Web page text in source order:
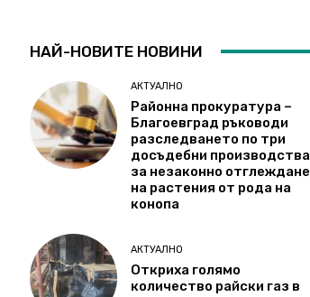
НАЙ-НОВИТЕ НОВИНИ
АКТУАЛНО
Районна прокуратура –
Благоевград ръководи
разследването по три
досъдебни производства
за незаконно отглеждане
на растения от рода на
конопа
АКТУАЛНО
Откриха голямо
количество райски газ в